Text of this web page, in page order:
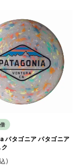
タゴニア パタゴニア